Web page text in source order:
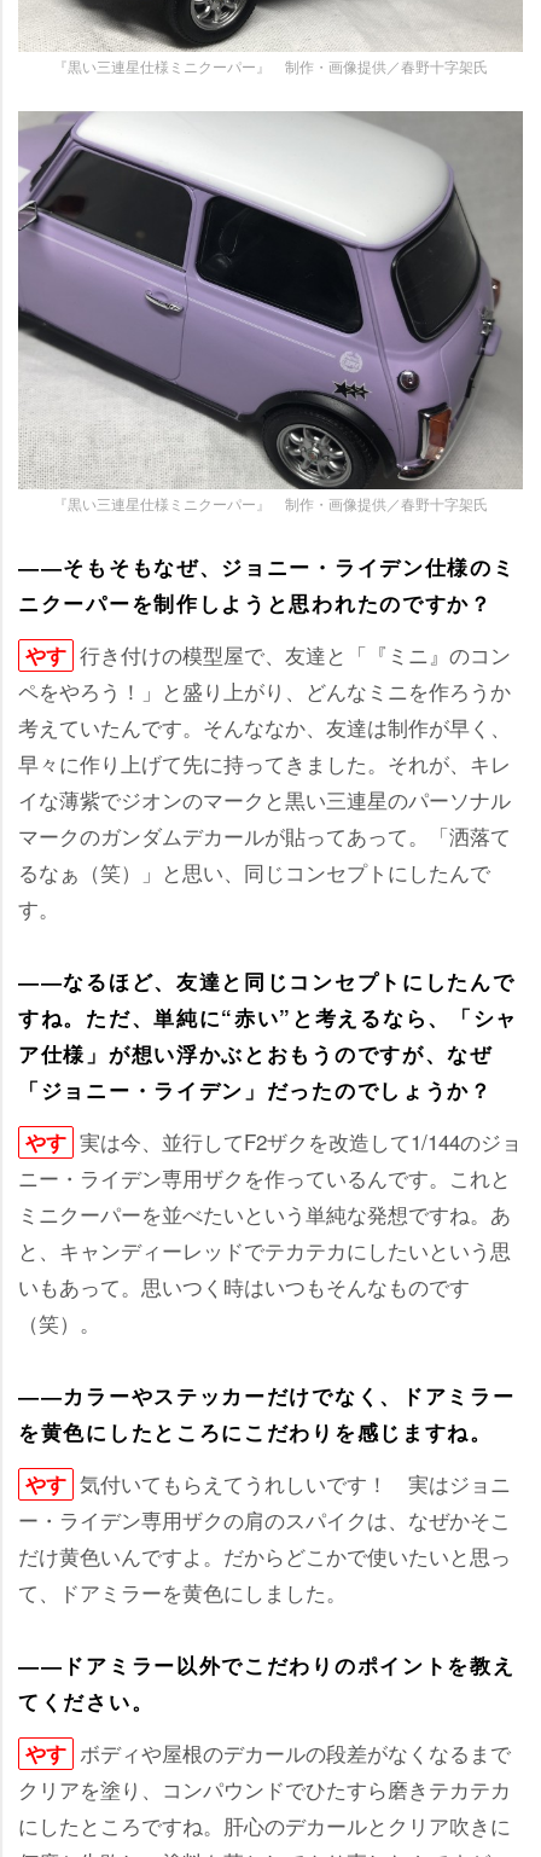
『黒い三連星仕様ミニクーパー』 制作・画像提供／春野十字架氏
『黒い三連星仕様ミニクーパー』 制作・画像提供／春野十字架氏
――そもそもなぜ、ジョニー・ライデン仕様のミ
ニクーパーを制作しようと思われたのですか？
す 行き付けの模型屋で、友達と「『ミニ』のコン
ペをやろう！」と盛り上がり、どんなミニを作ろうか
考えていたんです。そんななか、友達は制作が早く、
早々に作り上げて先に持ってきました。それが、キレ
イな薄紫でジオンのマークと黒い三連星のパーソナル
マークのガンダムデカールが貼ってあって。「洒落て
るなぁ（笑）」と思い、同じコンセプトにしたんで
す。
――なるほど、友達と同じコンセプトにしたんで
すね。ただ、単純に“赤い”と考えるなら、「シャ
ア仕様」が想い浮かぶとおもうのですが、なぜ
「ジョニー・ライデン」だったのでしょうか？
す 実は今、並行してF2ザクを改造して1/144のジョ
ニー・ライデン専用ザクを作っているんです。これと
ミニクーパーを並べたいという単純な発想ですね。あ
と、キャンディーレッドでテカテカにしたいという思
いもあって。思いつく時はいつもそんなものです
（笑）。
――カラーやステッカーだけでなく、ドアミラー
を黄色にしたところにこだわりを感じますね。
す 気付いてもらえてうれしいです！ 実はジョニ
ー・ライデン専用ザクの肩のスパイクは、なぜかそこ
だけ黄色いんですよ。だからどこかで使いたいと思っ
て、ドアミラーを黄色にしました。
――ドアミラー以外でこだわりのポイントを教え
てください。
す ボディや屋根のデカールの段差がなくなるまで
クリアを塗り、コンパウンドでひたすら磨きテカテカ
にしたところですね。肝心のデカールとクリア吹きに